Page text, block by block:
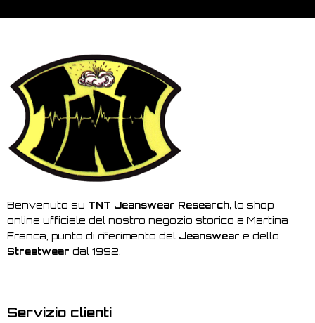
Benvenuto su TNT Jeanswear Research, lo shop
online ufficiale del nostro negozio storico a Martina
Franca, punto di riferimento del Jeanswear e dello
Streetwear dal 1992.
Servizio clienti